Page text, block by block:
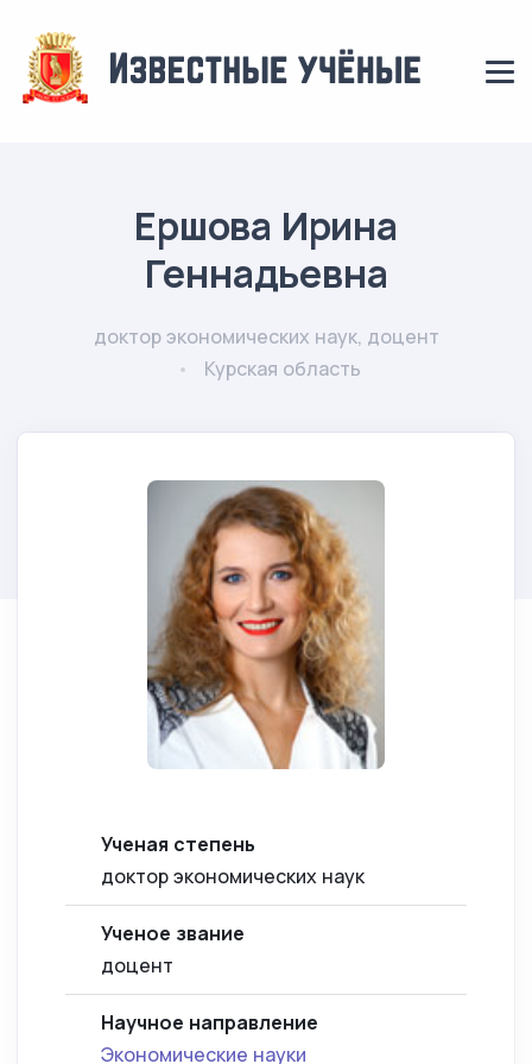
Ершова Ирина
Геннадьевна
доктор экономических наук, доцент
Курская область
Ученая степень
доктор экономических наук
Ученое звание
доцент
Научное направление
Экономические науки